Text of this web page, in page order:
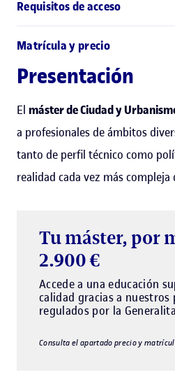
Requisitos de acceso
Matrícula y precio
Presentación
El máster de Ciudad y
a profesionales de ámbitos
tanto de perfil técnico como
realidad cada vez más compleja
Tu máster, por
2.900 €
Accede a una educación
calidad gracias a nuestros
regulados por la
Consulta el apartado precio y